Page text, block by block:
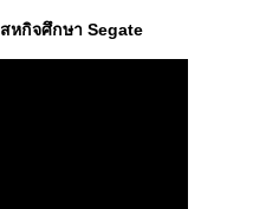
สหกิจศึกษา Segate